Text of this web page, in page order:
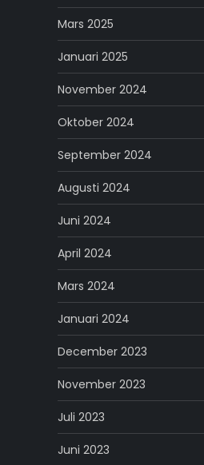
Mars 2025
Januari 2025
November 2024
Oktober 2024
September 2024
Augusti 2024
Juni 2024
April 2024
Mars 2024
Januari 2024
December 2023
November 2023
Juli 2023
Juni 2023